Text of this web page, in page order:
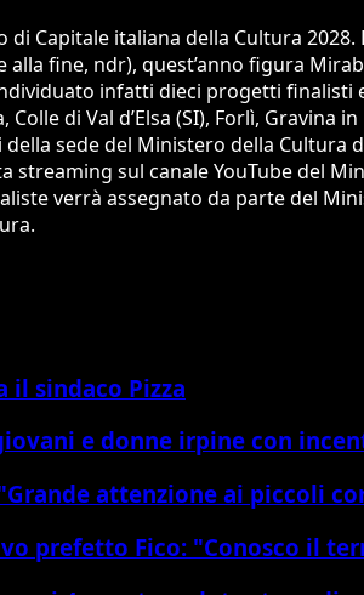
Capitale italiana della Cultura
fine, ndr), quest’anno figura
infatti dieci progetti finalisti
di Val d’Elsa (SI), Forlì, Gravina
della sede del Ministero della
streaming sul canale YouTube del
verrà assegnato da parte del
sindaco Pizza
e donne irpine con
attenzione ai piccoli
prefetto Fico: "Conosco il